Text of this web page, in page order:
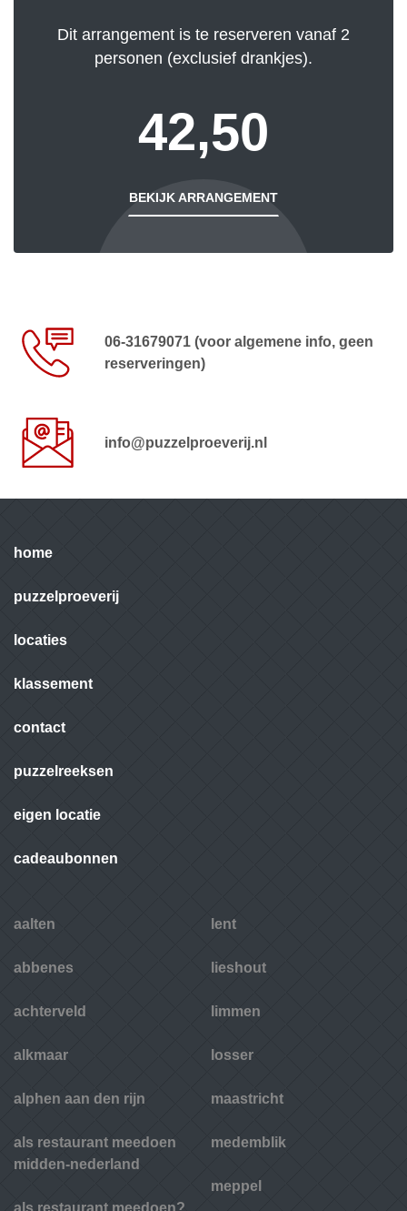
Dit arrangement is te reserveren vanaf 2
personen (exclusief drankjes).
42,50
BEKIJK ARRANGEMENT
06-31679071 (voor algemene info, geen
reserveringen)
info@puzzelproeverij.nl
home
puzzelproeverij
locaties
klassement
contact
puzzelreeksen
eigen locatie
cadeaubonnen
aalten
abbenes
achterveld
alkmaar
alphen aan den rijn
als restaurant meedoen
midden-nederland
lent
lieshout
limmen
losser
maastricht
medemblik
meppel